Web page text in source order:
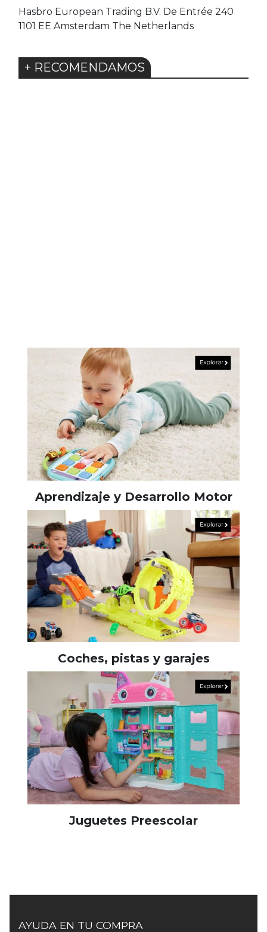
Hasbro European Trading B.V. De Entrée 240
1101 EE Amsterdam The Netherlands
+ RECOMENDAMOS
Aprendizaje y Desarrollo Motor
Coches, pistas y garajes
Juguetes Preescolar
AYUDA EN TU COMPRA